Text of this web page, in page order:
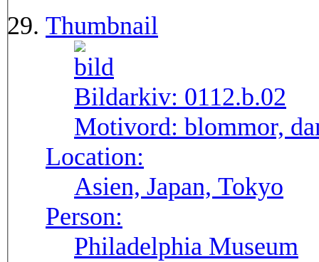
Thumbnail
Bildarkiv: 0112.b.02
Motivord: blommor,
Location:
Asien, Japan, Tokyo
Person:
Philadelphia Museum